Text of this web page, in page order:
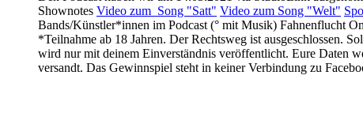
Shownotes Video zum Song "Satt" Video zum Song "Welt"
Bands/Künstler*innen im Podcast (° mit Musik) Fahnenflucht
*Teilnahme ab 18 Jahren. Der Rechtsweg ist ausgeschlossen.
wird nur mit deinem Einverständnis veröffentlicht. Eure Daten
versandt. Das Gewinnspiel steht in keiner Verbindung zu